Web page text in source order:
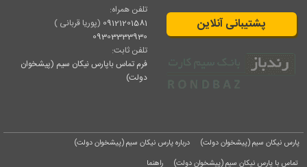
پشتیبانی آنلاین
تلفن همراه:
09121201581 (پوریا قربانی )
09303333930
تلفن ثابت:
فرم تماس باپارس نیکان سیم (پیشخوان
دولت)
پارس نیکان سیم (پیشخوان دولت)
درباره پارس نیکان سیم (پیشخوان دولت)
تماس با پارس نیکان سیم (پیشخوان دولت)
راهنما